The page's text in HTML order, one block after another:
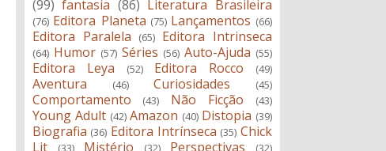
(99) fantasia (86) Literatura Brasileira
(76) Editora Planeta (75) Lançamentos (66)
Editora Paralela (65) Editora Intrinseca
(64) Humor (57) Séries (56) Auto-Ajuda (55)
Editora Leya (52) Editora Rocco (49)
Aventura (46) Curiosidades (45)
Comportamento (43) Não Ficção (43)
Young Adult (42) Amazon (40) Distopia (39)
Biografia (36) Editora Intrínseca (35) Chick
Lit
(33) Mistério (32) Perspectivas (32)